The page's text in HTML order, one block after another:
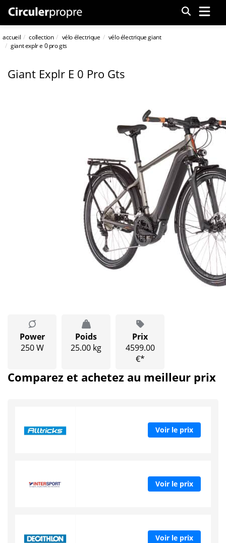
Menu
accueil collection vélo électrique
vélo électrique giant
giant explr e 0 pro gts
Giant Explr E 0 Pro Gts
Power
250 W
Poids
25.00 kg
Prix
4599.00
€*
Comparez et achetez au meilleur prix
Voir le prix
Voir le prix
Voir le prix